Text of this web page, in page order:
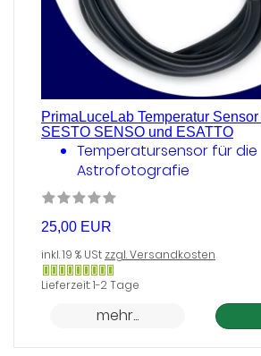
PrimaLuceLab Temperatur
SESTO SENSO und ESATTO
Temperatursensor für die
Astrofotografie
25,00 EUR
inkl. 19 % USt zzgl. Versandkosten
Gewöhnlich
versandfertig
Lieferzeit: 1-2 Tage
mehr...